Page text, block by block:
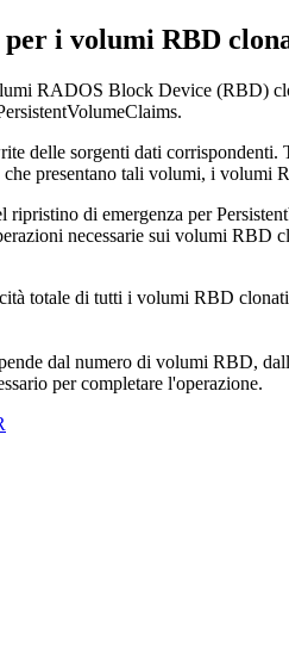
i volumi RBD
RADOS Block Device (RBD)
delle sorgenti dati
presentano tali volumi, i volumi
ripristino di emergenza per
necessarie sui volumi RBD
totale di tutti i volumi RBD
dal numero di volumi RBD,
per completare l'operazione.